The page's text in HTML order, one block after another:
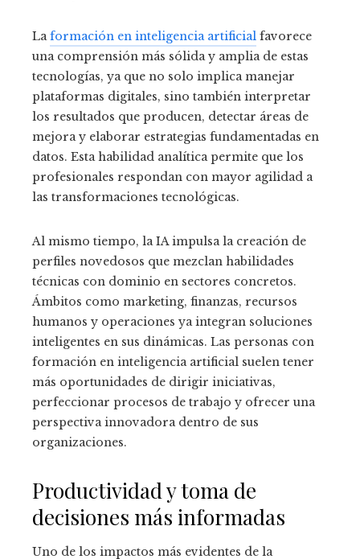
Laformación en inteligencia artificial favorece
una comprensión más sólida y amplia de estas
tecnologías, ya que no solo implica manejar
plataformas digitales, sino también interpretar
los resultados que producen, detectar áreas de
mejora y elaborar estrategias fundamentadas en
datos. Esta habilidad analítica permite que los
profesionales respondan con mayor agilidad a
las transformaciones tecnológicas.
Al mismo tiempo, la IA impulsa la creación de
perfiles novedosos que mezclan habilidades
técnicas con dominio en sectores concretos.
Ámbitos como marketing, finanzas, recursos
humanos y operaciones ya integran soluciones
inteligentes en sus dinámicas. Las personas con
formación en inteligencia artificial suelen tener
más oportunidades de dirigir iniciativas,
perfeccionar procesos de trabajo y ofrecer una
perspectiva innovadora dentro de sus
organizaciones.
Productividad y toma de
decisiones más informadas
Uno de los impactos más evidentes de la